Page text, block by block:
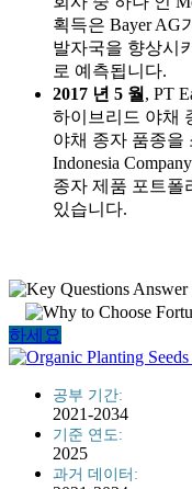
획득은 Bayer AG
발자국을 향상시
로 예측됩니다.
2017 년 5 월 , PT
하이브리드 야채
야채 종자 품종을
Indonesia
종자 제품 포트폴
있습니다.
하세요
공부 기간:
2021-2034
기준 연도:
2025
과거 데이터: